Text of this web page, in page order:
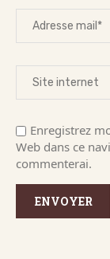
Enregistrez
Web dans ce
commenterai.